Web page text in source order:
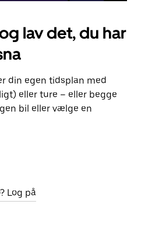
lav det, du har
din egen tidsplan med
eller ture – eller begge
bil eller vælge en
Log på